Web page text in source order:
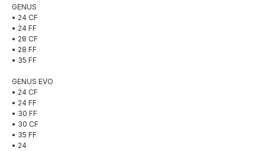
GENUS
• 24 CF
• 24 FF
• 28 CF
• 28 FF
• 35 FF
GENUS EVO
• 24 CF
• 24 FF
• 30 FF
• 30 СF
• 35 FF
• 24